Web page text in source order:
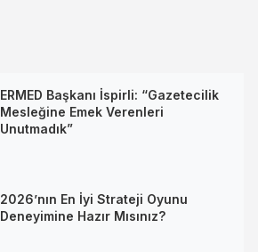
ERMED Başkanı İspirli: “Gazetecilik
Mesleğine Emek Verenleri
Unutmadık”
2026’nın En İyi Strateji Oyunu
Deneyimine Hazır Mısınız?